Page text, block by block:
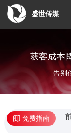
盛世传媒
获客成本
告别
免费指南